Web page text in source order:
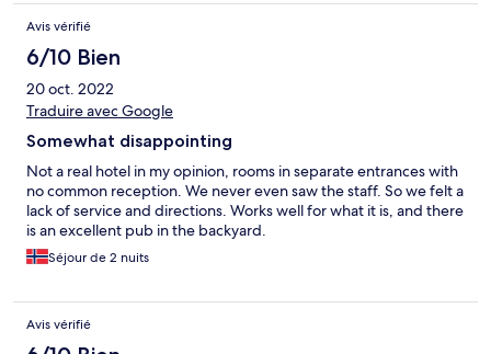
responsable n'était pas toujours présente donc il était difficile
de poser les questions urgentes et nécessaires. Le Wifi marchait
dans le bureau de la responsable mais était très aléatoire dans
notre chambre. On nous a fait croire que cela venait de notre
téléphone: rien n'a été fait à ce effet. Dans une chaleur
étouffante pas de frigo ou d'endroit central où placer à manger
Et pour finir, l'un de nous a été très sérieusement piqué par des
punaises de lit !!! (chambre 203) et en souffre encore .
Avis vérifié
6/10 Bien
20 oct. 2022
Traduire avec Google
Somewhat disappointing
Not a real hotel in my opinion, rooms in separate entrances with
no common reception. We never even saw the staff. So we felt a
lack of service and directions. Works well for what it is, and there
is an excellent pub in the backyard.
Séjour de 2 nuits
Avis vérifié